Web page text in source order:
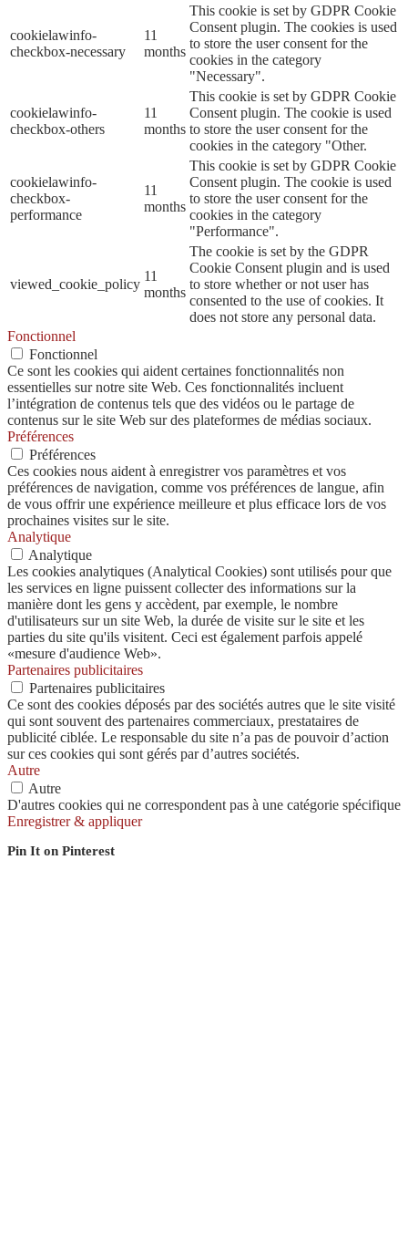
cookielawinfo-
checkbox-necessary
11
months
This cookie is set by GDPR Cookie
Consent plugin. The cookies is used
to store the user consent for the
cookies in the category
"Necessary".
cookielawinfo-
checkbox-others
11
months
This cookie is set by GDPR Cookie
Consent plugin. The cookie is used
to store the user consent for the
cookies in the category "Other.
cookielawinfo-
checkbox-
performance
11
months
This cookie is set by GDPR Cookie
Consent plugin. The cookie is used
to store the user consent for the
cookies in the category
"Performance".
viewed_cookie_policy
11
months
The cookie is set by the GDPR
Cookie Consent plugin and is used
to store whether or not user has
consented to the use of cookies. It
does not store any personal data.
Fonctionnel
Fonctionnel
Ce sont les cookies qui aident certaines fonctionnalités non
essentielles sur notre site Web. Ces fonctionnalités incluent
l’intégration de contenus tels que des vidéos ou le partage de
contenus sur le site Web sur des plateformes de médias sociaux.
Préférences
Préférences
Ces cookies nous aident à enregistrer vos paramètres et vos
préférences de navigation, comme vos préférences de langue, afin
de vous offrir une expérience meilleure et plus efficace lors de vos
prochaines visites sur le site.
Analytique
Analytique
Les cookies analytiques (Analytical Cookies) sont utilisés pour que
les services en ligne puissent collecter des informations sur la
manière dont les gens y accèdent, par exemple, le nombre
d'utilisateurs sur un site Web, la durée de visite sur le site et les
parties du site qu'ils visitent. Ceci est également parfois appelé
«mesure d'audience Web».
Partenaires publicitaires
Partenaires publicitaires
Ce sont des cookies déposés par des sociétés autres que le site visité
qui sont souvent des partenaires commerciaux, prestataires de
publicité ciblée. Le responsable du site n’a pas de pouvoir d’action
sur ces cookies qui sont gérés par d’autres sociétés.
Autre
Autre
D'autres cookies qui ne correspondent pas à une catégorie spécifique
Enregistrer & appliquer
Pin It on Pinterest